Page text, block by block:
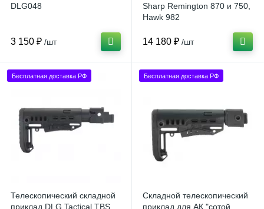
DLG048
3 150 ₽ /шт
Sharp Remington 870 и 750,
Hawk 982
14 180 ₽ /шт
Бесплатная доставка РФ
Телескопический складной
приклад DLG Tactical TBS
Бесплатная доставка РФ
Складной телескопический
приклад для АК "сотой